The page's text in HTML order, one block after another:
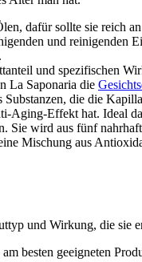
dafür sollte sie reich
und reinigenden
und spezifischen
La Saponaria die
die die
Aging-Effekt hat. Ideal
wird aus fünf
Mischung aus
und Wirkung, die sie
besten geeigneten